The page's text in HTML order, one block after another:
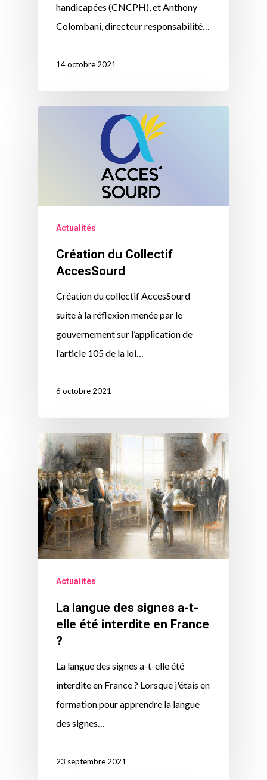
handicapées (CNCPH), et Anthony
Colombani, directeur responsabilité…
14 octobre 2021
Actualités
Création du Collectif
AccesSourd
Création du collectif AccesSourd
suite à la réflexion menée par le
gouvernement sur l’application de
l’article 105 de la loi…
6 octobre 2021
Actualités
La langue des signes a-t-
elle été interdite en France
?
La langue des signes a-t-elle été
interdite en France ? Lorsque j'étais en
formation pour apprendre la langue
des signes…
23 septembre 2021